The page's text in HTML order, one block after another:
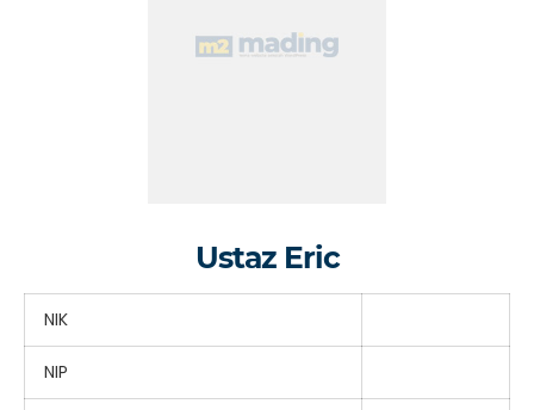
Ustaz Eric
NIK
NIP